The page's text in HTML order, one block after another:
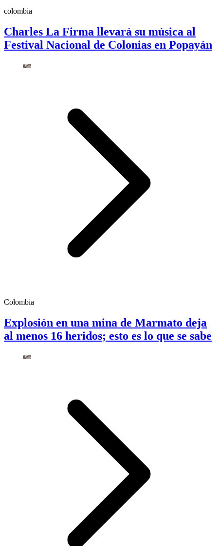
colombia
Charles La Firma llevará su música al
Festival Nacional de Colonias en Popayán
Colombia
Explosión en una mina de Marmato deja
al menos 16 heridos; esto es lo que se sabe